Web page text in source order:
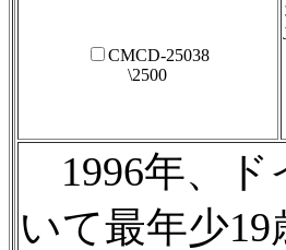
CMCD-25038
\2500
1996年、ド
いて最年少